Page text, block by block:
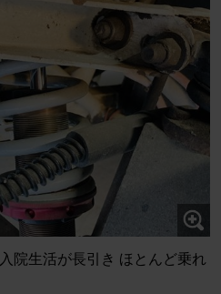
院生活が長引き ほとんど乗れ